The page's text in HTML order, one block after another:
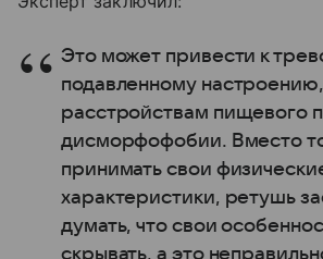
Это может привести к
подавленному настроению,
расстройствам пищевого
дисморфофобии. Вместо
принимать свои
характеристики, ретушь
думать, что свои
скрывать, а это